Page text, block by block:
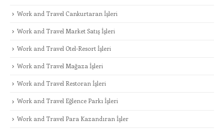
Work and Travel Cankurtaran İşleri
Work and Travel Market Satış İşleri
Work and Travel Otel-Resort İşleri
Work and Travel Mağaza İşleri
Work and Travel Restoran İşleri
Work and Travel Eğlence Parkı İşleri
Work and Travel Para Kazandıran İşler